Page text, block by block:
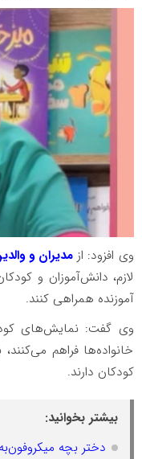
وی افزود: ازمدیران و
لازم، دانش‌آموزان و
آموزنده همراهی کنند.
وی گفت: نمایش‌های
خانواده‌ها فراهم
کودکان دارند.
بیشتر بخوانید:
دختر بچه